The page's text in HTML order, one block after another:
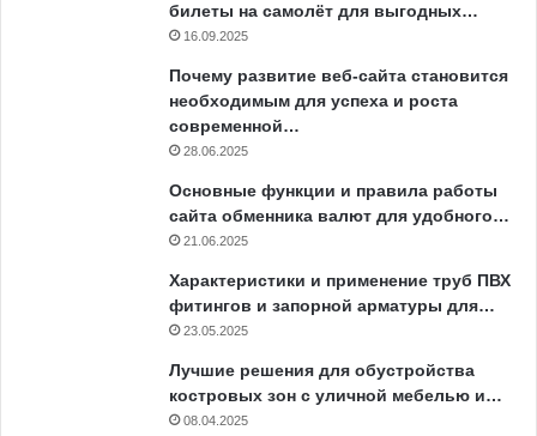
билеты на самолёт для выгодных…
16.09.2025
Почему развитие веб-сайта становится
необходимым для успеха и роста
современной…
28.06.2025
Основные функции и правила работы
сайта обменника валют для удобного…
21.06.2025
Характеристики и применение труб ПВХ
фитингов и запорной арматуры для…
23.05.2025
Лучшие решения для обустройства
костровых зон с уличной мебелью и…
08.04.2025